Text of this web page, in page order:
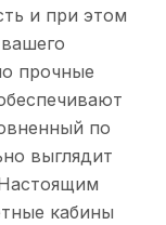
и при этом
прочные
по
выглядит
кабины